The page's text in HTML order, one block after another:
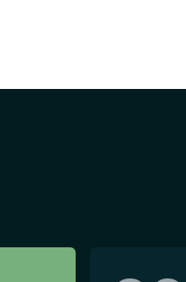
Selskapet har